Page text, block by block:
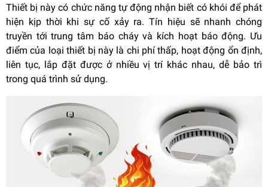
Thiết bị này có chức năng tự động nhận biết có khói để phát
hiện kịp thời khi sự cố xảy ra. Tín hiệu sẽ nhanh chóng
truyền tới trung tâm báo cháy và kích hoạt báo động. Ưu
điểm của loại thiết bị này là chi phí thấp, hoạt động ổn định,
liên tục, lắp đặt được ở nhiều vị trí khác nhau, dễ bảo trì
trong quá trình sử dụng.